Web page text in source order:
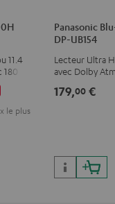
11.4
sortie
le plus
Panasonic
DP-UB154
Lecteur Ultra
avec Dolby
qualité
179,00 €